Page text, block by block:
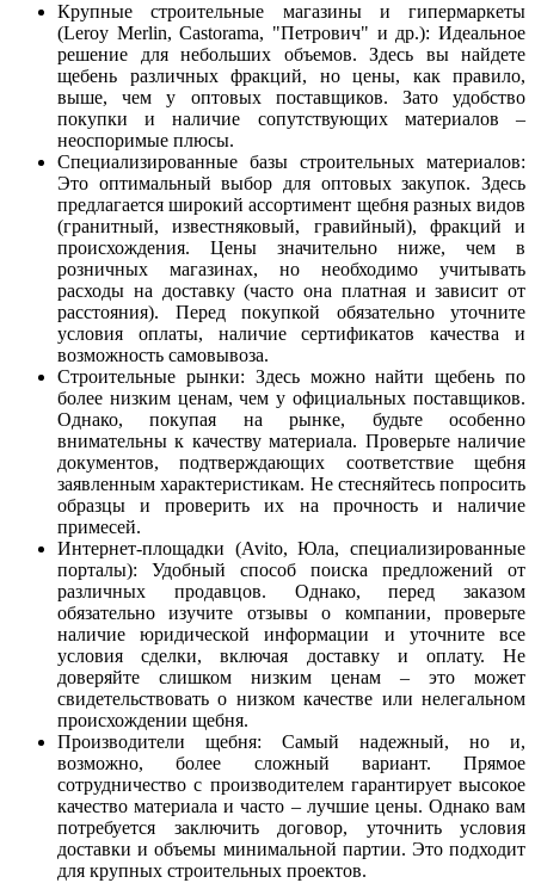
Крупные строительные магазины и гипермаркеты
(Leroy Merlin, Castorama, "Петрович" и др.): Идеальное
решение для небольших объемов. Здесь вы найдете
щебень различных фракций, но цены, как правило,
выше, чем у оптовых поставщиков. Зато удобство
покупки и наличие сопутствующих материалов –
неоспоримые плюсы.
Специализированные базы строительных материалов:
Это оптимальный выбор для оптовых закупок. Здесь
предлагается широкий ассортимент щебня разных видов
(гранитный, известняковый, гравийный), фракций и
происхождения. Цены значительно ниже, чем в
розничных магазинах, но необходимо учитывать
расходы на доставку (часто она платная и зависит от
расстояния). Перед покупкой обязательно уточните
условия оплаты, наличие сертификатов качества и
возможность самовывоза.
Строительные рынки: Здесь можно найти щебень по
более низким ценам, чем у официальных поставщиков.
Однако, покупая на рынке, будьте особенно
внимательны к качеству материала. Проверьте наличие
документов, подтверждающих соответствие щебня
заявленным характеристикам. Не стесняйтесь попросить
образцы и проверить их на прочность и наличие
примесей.
Интернет-площадки (Avito, Юла, специализированные
порталы): Удобный способ поиска предложений от
различных продавцов. Однако, перед заказом
обязательно изучите отзывы о компании, проверьте
наличие юридической информации и уточните все
условия сделки, включая доставку и оплату. Не
доверяйте слишком низким ценам – это может
свидетельствовать о низком качестве или нелегальном
происхождении щебня.
Производители щебня: Самый надежный, но и,
возможно, более сложный вариант. Прямое
сотрудничество с производителем гарантирует высокое
качество материала и часто – лучшие цены. Однако вам
потребуется заключить договор, уточнить условия
доставки и объемы минимальной партии. Это подходит
для крупных строительных проектов.